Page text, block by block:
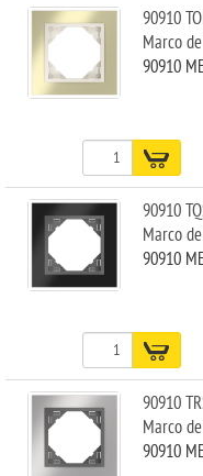
90910
Marco
90910
90910
Marco
90910
90910
Marco
90910